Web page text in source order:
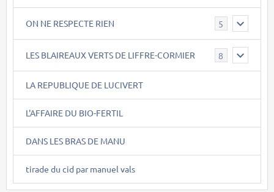
ON NE RESPECTE RIEN 5
LES BLAIREAUX VERTS DE LIFFRE-CORMIER 8
LA REPUBLIQUE DE LUCIVERT
L'AFFAIRE DU BIO-FERTIL
DANS LES BRAS DE MANU
tirade du cid par manuel vals